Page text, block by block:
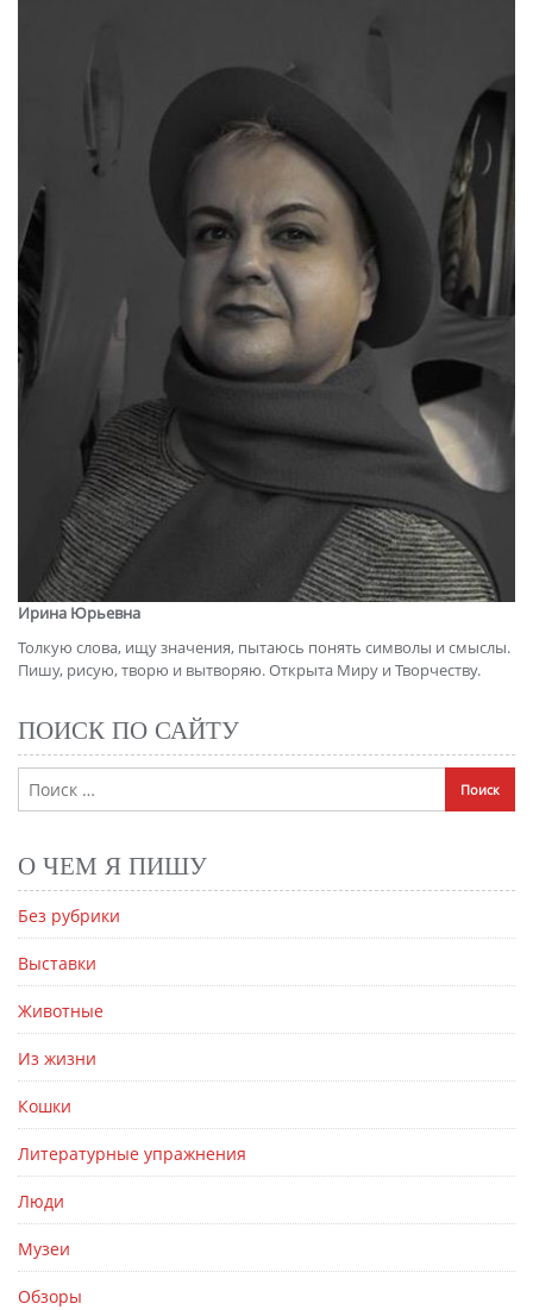
Ирина Юрьевна
Толкую слова, ищу значения, пытаюсь понять символы и смыслы.
Пишу, рисую, творю и вытворяю. Открыта Миру и Творчеству.
ПОИСК ПО САЙТУ
О ЧЕМ Я ПИШУ
Без рубрики
Выставки
Животные
Из жизни
Кошки
Литературные упражнения
Люди
Музеи
Обзоры